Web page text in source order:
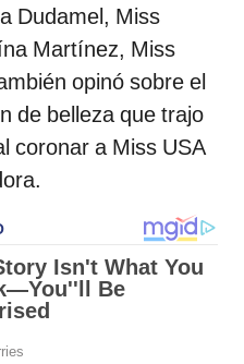
Dudamel, Miss
Martínez, Miss
opinó sobre el
de belleza que trajo
coronar a Miss USA